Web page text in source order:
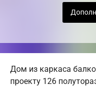
Дом из каркаса
проекту 126